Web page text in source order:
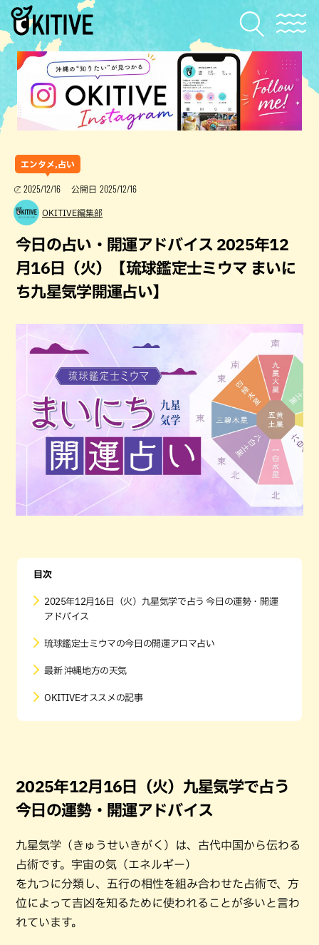
エンタメ,占い
2025/12/16 公開日 2025/12/16
OKITIVE編集部
今日の占い・開運アドバイス 2025年12
月16日（火）【琉球鑑定士ミウマ まいに
ち九星気学開運占い】
目次
2025年12月16日（火）九星気学で占う 今日の運勢・開運
アドバイス
琉球鑑定士ミウマの今日の開運アロマ占い
最新 沖縄地方の天気
OKITIVEオススメの記事
2025年12月16日（火）九星気学で占う
今日の運勢・開運アドバイス
九星気学（きゅうせいきがく）は、古代中国から伝わる
占術です。宇宙の気（エネルギー）
を九つに分類し、五行の相性を組み合わせた占術で、方
位によって吉凶を知るために使われることが多いと言わ
れています。